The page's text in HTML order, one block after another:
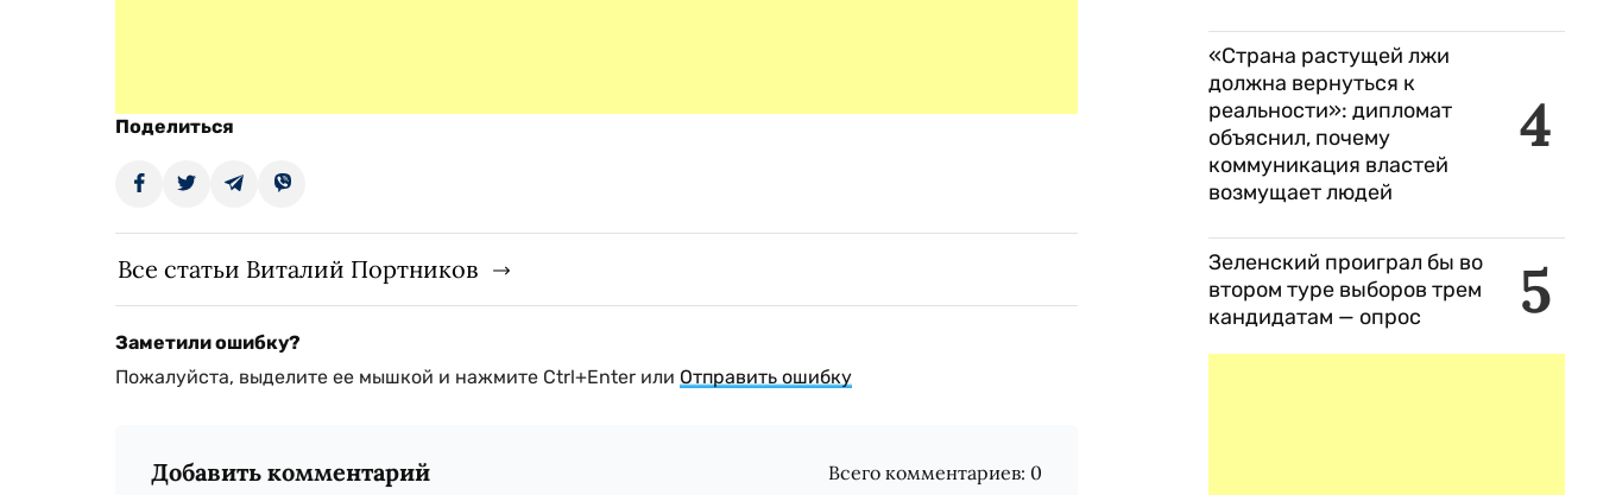
Поделиться
Все статьи Виталий Портников
Заметили ошибку?
Пожалуйста, выделите ее мышкой и нажмите Ctrl+Enter или Отправить ошибку
Добавить комментарий Всего комментариев: 0
4
«Страна растущей лжи
должна вернуться к
реальности»: дипломат
объяснил, почему
коммуникация властей
возмущает людей
5
Зеленский проиграл бы во
втором туре выборов трем
кандидатам — опрос